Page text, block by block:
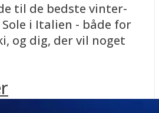
til de bedste vinter-
i Italien - både for
og dig, der vil noget